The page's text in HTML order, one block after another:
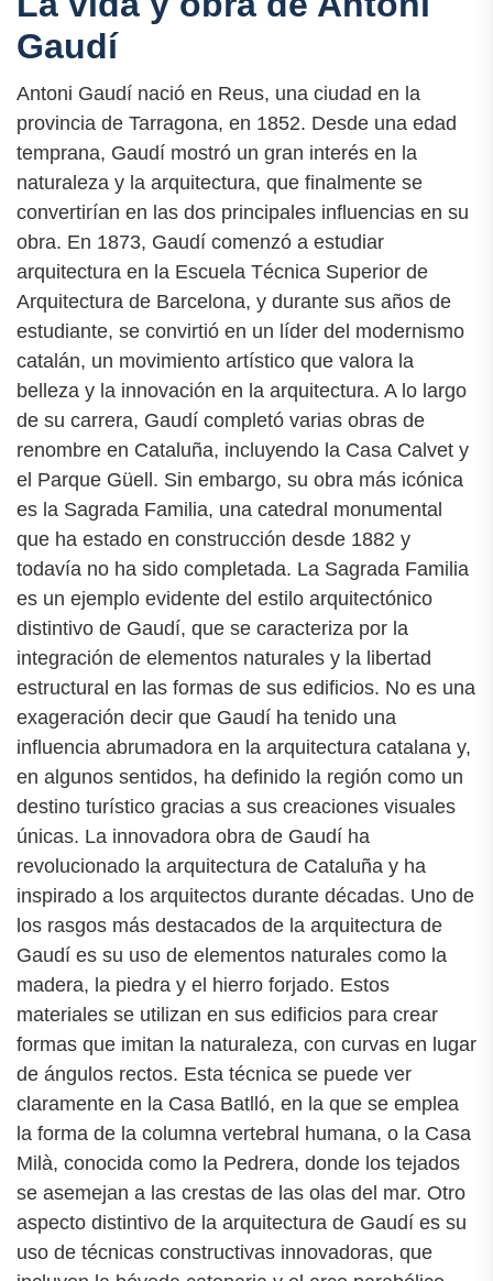
Gaudí
Antoni Gaudí nació en Reus, una ciudad en la
provincia de Tarragona, en 1852. Desde una edad
temprana, Gaudí mostró un gran interés en la
naturaleza y la arquitectura, que finalmente se
convertirían en las dos principales influencias en su
obra. En 1873, Gaudí comenzó a estudiar
arquitectura en la Escuela Técnica Superior de
Arquitectura de Barcelona, y durante sus años de
estudiante, se convirtió en un líder del modernismo
catalán, un movimiento artístico que valora la
belleza y la innovación en la arquitectura. A lo largo
de su carrera, Gaudí completó varias obras de
renombre en Cataluña, incluyendo la Casa Calvet y
el Parque Güell. Sin embargo, su obra más icónica
es la Sagrada Familia, una catedral monumental
que ha estado en construcción desde 1882 y
todavía no ha sido completada. La Sagrada Familia
es un ejemplo evidente del estilo arquitectónico
distintivo de Gaudí, que se caracteriza por la
integración de elementos naturales y la libertad
estructural en las formas de sus edificios. No es una
exageración decir que Gaudí ha tenido una
influencia abrumadora en la arquitectura catalana y,
en algunos sentidos, ha definido la región como un
destino turístico gracias a sus creaciones visuales
únicas. La innovadora obra de Gaudí ha
revolucionado la arquitectura de Cataluña y ha
inspirado a los arquitectos durante décadas. Uno de
los rasgos más destacados de la arquitectura de
Gaudí es su uso de elementos naturales como la
madera, la piedra y el hierro forjado. Estos
materiales se utilizan en sus edificios para crear
formas que imitan la naturaleza, con curvas en lugar
de ángulos rectos. Esta técnica se puede ver
claramente en la Casa Batlló, en la que se emplea
la forma de la columna vertebral humana, o la Casa
Milà, conocida como la Pedrera, donde los tejados
se asemejan a las crestas de las olas del mar. Otro
aspecto distintivo de la arquitectura de Gaudí es su
uso de técnicas constructivas innovadoras, que